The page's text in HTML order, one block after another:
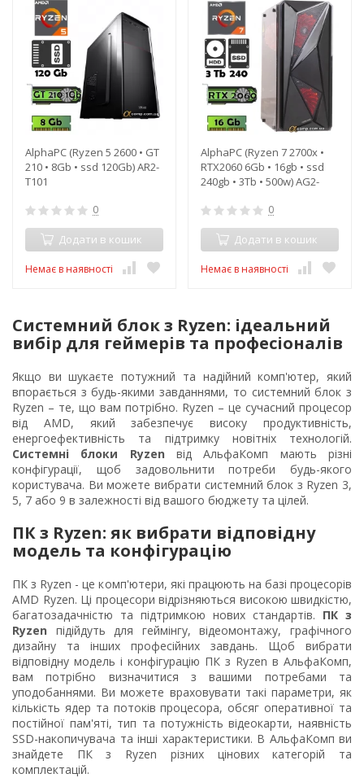
AlphaPC (Ryzen 5 2600 • GT
210 • 8Gb • ssd 120Gb) AR2-
T101
0
Додати в кошик
Немає в наявності
AlphaPC (Ryzen 7 2700x •
RTX2060 6Gb • 16gb • ssd
240gb • 3Tb • 500w) AG2-
0
Додати в кошик
Немає в наявності
Системний блок з Ryzen: ідеальний
вибір для геймерів та професіоналів
Якщо ви шукаєте потужний та надійний комп'ютер, який
впорається з будь-якими завданнями, то системний блок з
Ryzen – те, що вам потрібно. Ryzen – це сучасний процесор
від AMD, який забезпечує високу продуктивність,
енергоефективність та підтримку новітніх технологій.
Системні блоки Ryzen від АльфаКомп мають різні
конфігурації, щоб задовольнити потреби будь-якого
користувача. Ви можете вибрати системний блок з Ryzen 3,
5, 7 або 9 в залежності від вашого бюджету та цілей.
ПК з Ryzen: як вибрати відповідну
модель та конфігурацію
ПК з Ryzen - це комп'ютери, які працюють на базі процесорів
AMD Ryzen. Ці процесори відрізняються високою швидкістю,
багатозадачністю та підтримкою нових стандартів. ПК з
Ryzen підійдуть для геймінгу, відеомонтажу, графічного
дизайну та інших професійних завдань. Щоб вибрати
відповідну модель і конфігурацію ПК з Ryzen в АльфаКомп,
вам потрібно визначитися з вашими потребами та
уподобаннями. Ви можете враховувати такі параметри, як
кількість ядер та потоків процесора, обсяг оперативної та
постійної пам'яті, тип та потужність відеокарти, наявність
SSD-накопичувача та інші характеристики. В АльфаКомп ви
знайдете ПК з Ryzen різних цінових категорій та
комплектацій.